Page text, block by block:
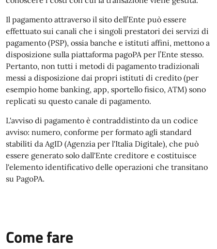
Il pagamento attraverso il sito dell’Ente può essere
effettuato sui canali che i singoli prestatori dei servizi di
pagamento (PSP), ossia banche e istituti affini, mettono a
disposizione sulla piattaforma pagoPA per l’Ente stesso.
Pertanto, non tutti i metodi di pagamento tradizionali
messi a disposizione dai propri istituti di credito (per
esempio home banking, app, sportello fisico, ATM) sono
replicati su questo canale di pagamento.
L'avviso di pagamento è contraddistinto da un codice
avviso: numero, conforme per formato agli standard
stabiliti da AgID (Agenzia per l'Italia Digitale), che può
essere generato solo dall'Ente creditore e costituisce
l'elemento identificativo delle operazioni che transitano
su PagoPA.
Come fare